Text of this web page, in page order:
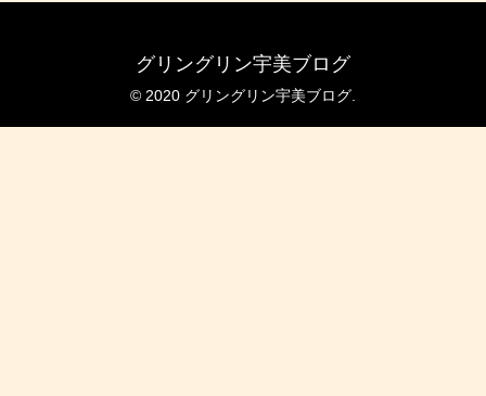
グリングリン宇美ブログ
© 2020 グリングリン宇美ブログ.